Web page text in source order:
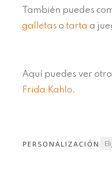
También puedes
galletas o tarta a
Aquí puedes ver
Frida Kahlo.
PERSONALIZACIÓN